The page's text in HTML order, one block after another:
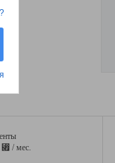
⃏ / мес.